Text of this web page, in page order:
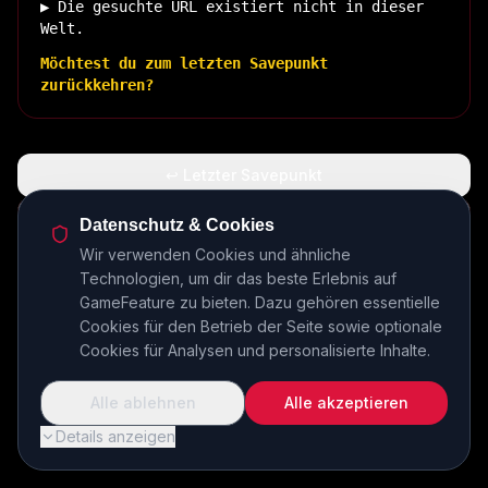
▶ Die gesuchte URL existiert nicht in dieser
Welt.
Möchtest du zum letzten Savepunkt
zurückkehren?
🏠 Zurück zur Basis
INSERT COIN TO CONTINUE...
Datenschutz & Cookies
Wir verwenden Cookies und ähnliche
Technologien, um dir das beste Erlebnis auf
GameFeature zu bieten. Dazu gehören essentielle
Cookies für den Betrieb der Seite sowie optionale
Cookies für Analysen und personalisierte Inhalte.
Details anzeigen
Alle ablehnen Alle akzeptieren